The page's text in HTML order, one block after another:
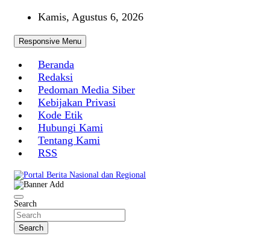
content
Kamis, Agustus 6, 2026
Responsive Menu
Beranda
Redaksi
Pedoman Media Siber
Kebijakan Privasi
Kode Etik
Hubungi Kami
Tentang Kami
RSS
Portal Berita Nasional dan Regional
Search
Search